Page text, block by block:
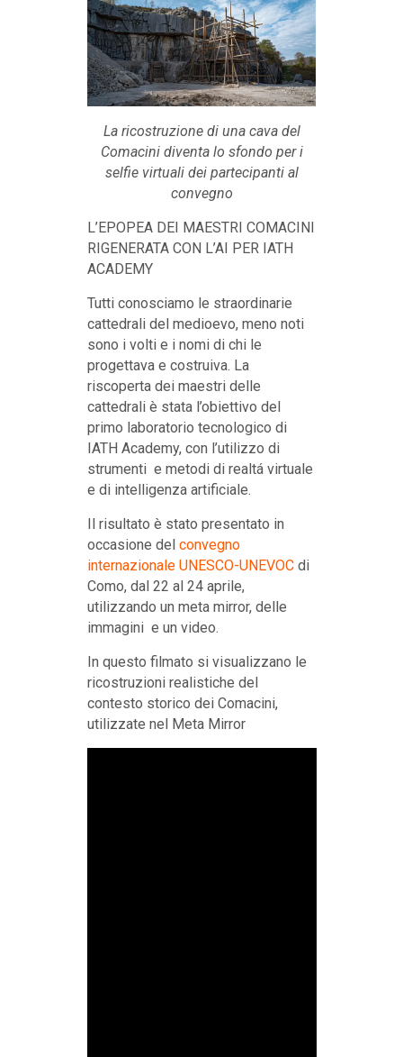
La ricostruzione di una cava del
Comacini diventa lo sfondo per i
selfie virtuali dei partecipanti al
convegno
L’EPOPEA DEI MAESTRI COMACINI
RIGENERATA CON L’AI PER IATH
ACADEMY
Tutti conosciamo le straordinarie
cattedrali del medioevo, meno noti
sono i volti e i nomi di chi le
progettava e costruiva. La
riscoperta dei maestri delle
cattedrali è stata l’obiettivo del
primo laboratorio tecnologico di
IATH Academy, con l’utilizzo di
strumenti e metodi di realtá virtuale
e di intelligenza artificiale.
Il risultato è stato presentato in
occasione del convegno
internazionale UNESCO-UNEVOCdi
Como, dal 22 al 24 aprile,
utilizzando un meta mirror, delle
immagini e un video.
In questo filmato si visualizzano le
ricostruzioni realistiche del
contesto storico dei Comacini,
utilizzate nel Meta Mirror